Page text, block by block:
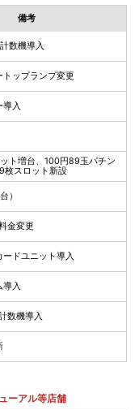
備考
数機導入
トップランプ変更
導入
ト増台、100円89玉パチン
枚スロット新設
）
金変更
ードユニット導入
導入
数機導入
ーアル等店舗